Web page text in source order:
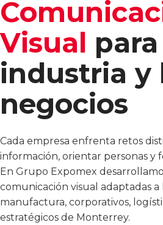
Visual
industria y
negocios
Cada empresa enfrenta retos
información, orientar personas y
En Grupo Expomex
comunicación visual adaptadas a
manufactura, corporativos,
estratégicos de Monterrey.